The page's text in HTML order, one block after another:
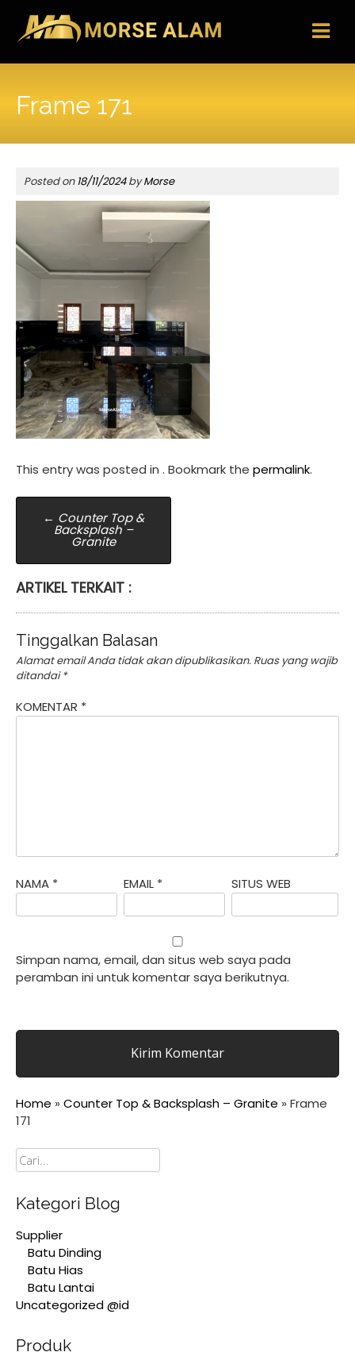
content
Frame 171
Posted on18/11/2024byMorse
This entry was posted in . Bookmark the permalink.
Post
navigation
← Counter Top &
Backsplash –
Granite
ARTIKEL TERKAIT :
Tinggalkan Balasan
Alamat email Anda tidak akan dipublikasikan. Ruas yang wajib
ditandai*
KOMENTAR *
NAMA * EMAIL * SITUS WEB
Simpan nama, email, dan situs web saya pada
peramban ini untuk komentar saya berikutnya.
Home » Counter Top & Backsplash – Granite » Frame
171
Cari
Kategori Blog
Supplier
Batu Dinding
Batu Hias
Batu Lantai
Uncategorized @id
Produk